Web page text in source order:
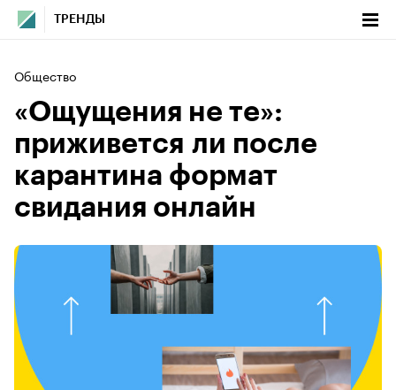
ТРЕНДЫ
Общество
«Ощущения не те»:
приживется ли после
карантина формат
свидания онлайн